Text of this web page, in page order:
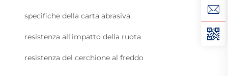
specifiche della carta abrasiva
resistenza all'impatto della ruota
resistenza del cerchione al freddo